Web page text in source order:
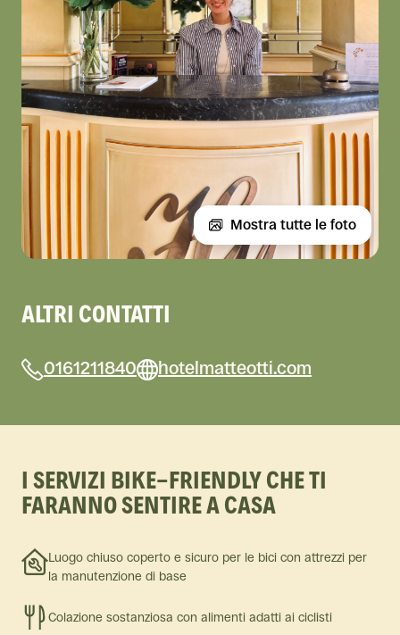
Mostra tutte le foto
ALTRI CONTATTI
0161211840 hotelmatteotti.com
I SERVIZI BIKE-FRIENDLY CHE TI
FARANNO SENTIRE A CASA
Luogo chiuso coperto e sicuro per le bici con attrezzi per
la manutenzione di base
Colazione sostanziosa con alimenti adatti ai ciclisti